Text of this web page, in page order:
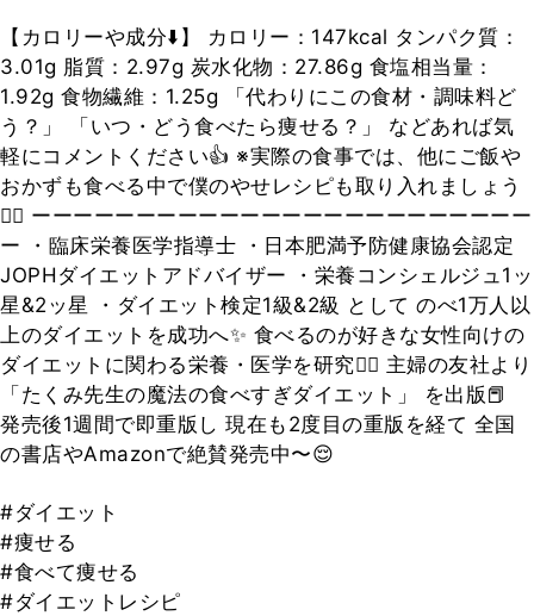
【カロリーや成分⬇️】 カロリー：147kcal タンパク質：
3.01g 脂質：2.97g 炭水化物：27.86g 食塩相当量：
1.92g 食物繊維：1.25g 「代わりにこの食材・調味料ど
う？」 「いつ・どう食べたら痩せる？」 などあれば気
軽にコメントください👍 ※実際の食事では、他にご飯や
おかずも食べる中で僕のやせレシピも取り入れましょう
🙆‍♂️ ーーーーーーーーーーーーーーーーーーーーーーーー
ー ・臨床栄養医学指導士 ・日本肥満予防健康協会認定
JOPHダイエットアドバイザー ・栄養コンシェルジュ1ッ
星&2ッ星 ・ダイエット検定1級&2級 として のべ1万人以
上のダイエットを成功へ✨ 食べるのが好きな女性向けの
ダイエットに関わる栄養・医学を研究👨‍⚕️ 主婦の友社より
「たくみ先生の魔法の食べすぎダイエット」 を出版📕
発売後1週間で即重版し 現在も2度目の重版を経て 全国
の書店やAmazonで絶賛発売中〜😌
#ダイエット
#痩せる
#食べて痩せる
#ダイエットレシピ